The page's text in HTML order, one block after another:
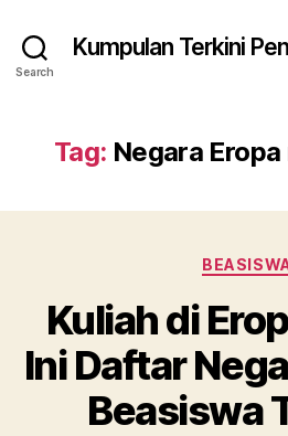
Search
Kumpulan Terkini
Tag: Negara
Kuliah di
Ini Daftar
Beasiswa